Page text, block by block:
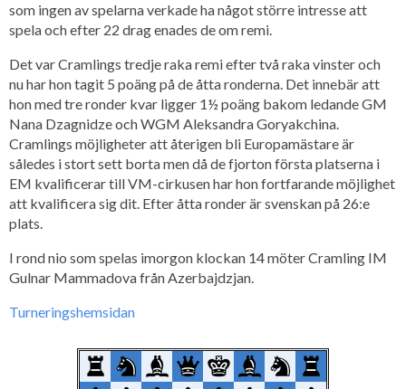
som ingen av spelarna verkade ha något större intresse att
spela och efter 22 drag enades de om remi.
Det var Cramlings tredje raka remi efter två raka vinster och
nu har hon tagit 5 poäng på de åtta ronderna. Det innebär att
hon med tre ronder kvar ligger 1½ poäng bakom ledande GM
Nana Dzagnidze och WGM Aleksandra Goryakchina.
Cramlings möjligheter att återigen bli Europamästare är
således i stort sett borta men då de fjorton första platserna i
EM kvalificerar till VM-cirkusen har hon fortfarande möjlighet
att kvalificera sig dit. Efter åtta ronder är svenskan på 26:e
plats.
I rond nio som spelas imorgon klockan 14 möter Cramling IM
Gulnar Mammadova från Azerbajdzjan.
Turneringshemsidan